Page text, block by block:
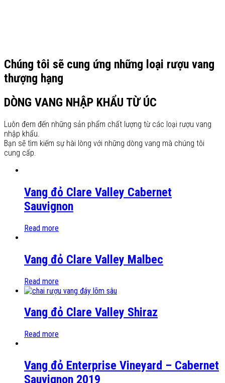
Chúng tôi sẽ cung ứng những loại rượu vang
thượng hạng
DÒNG VANG NHẬP KHẨU TỪ ÚC
Luôn đem đến những sản phẩm chất lượng từ các loại rượu vang
nhập khẩu.
Bạn sẽ tìm kiếm sự hài lòng với những dòng vang mà chúng tôi
cung cấp.
Vang đỏ Clare Valley Cabernet
Sauvignon
Read more
Vang đỏ Clare Valley Malbec
Read more
Vang đỏ Clare Valley Shiraz
Read more
Vang đỏ Enterprise Vineyard – Cabernet
Sauvignon 2019